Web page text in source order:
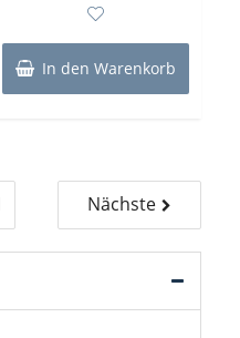
In den Warenkorb
Nächste